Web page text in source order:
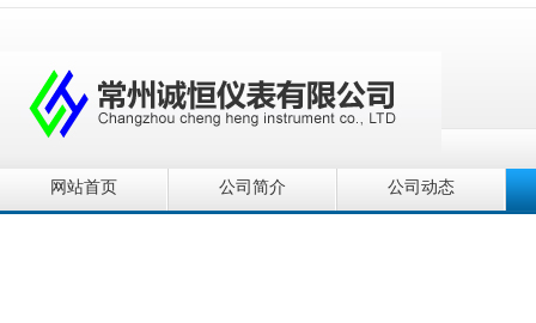
网站首页 公司简介 公司动态